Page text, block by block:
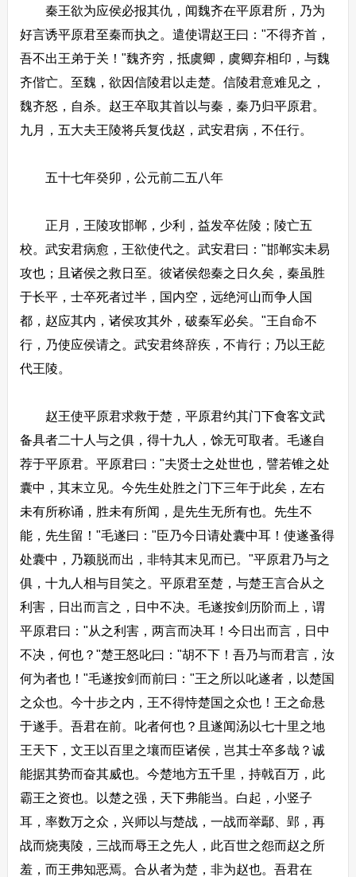
秦王欲为应侯必报其仇，闻魏齐在平原君所，乃为
好言诱平原君至秦而执之。遣使谓赵王曰："不得齐首，
吾不出王弟于关！"魏齐穷，抵虞卿，虞卿弃相印，与魏
齐偕亡。至魏，欲因信陵君以走楚。信陵君意难见之，
魏齐怒，自杀。赵王卒取其首以与秦，秦乃归平原君。
九月，五大夫王陵将兵复伐赵，武安君病，不任行。
五十七年癸卯，公元前二五八年
正月，王陵攻邯郸，少利，益发卒佐陵；陵亡五
校。武安君病愈，王欲使代之。武安君曰："邯郸实未易
攻也；且诸侯之救日至。彼诸侯怨秦之日久矣，秦虽胜
于长平，士卒死者过半，国内空，远绝河山而争人国
都，赵应其内，诸侯攻其外，破秦军必矣。"王自命不
行，乃使应侯请之。武安君终辞疾，不肯行；乃以王龁
代王陵。
赵王使平原君求救于楚，平原君约其门下食客文武
备具者二十人与之俱，得十九人，馀无可取者。毛遂自
荐于平原君。平原君曰："夫贤士之处世也，譬若锥之处
囊中，其末立见。今先生处胜之门下三年于此矣，左右
未有所称诵，胜未有所闻，是先生无所有也。先生不
能，先生留！"毛遂曰："臣乃今日请处囊中耳！使遂蚤得
处囊中，乃颖脱而出，非特其末见而已。"平原君乃与之
俱，十九人相与目笑之。平原君至楚，与楚王言合从之
利害，日出而言之，日中不决。毛遂按剑历阶而上，谓
平原君曰："从之利害，两言而决耳！今日出而言，日中
不决，何也？"楚王怒叱曰："胡不下！吾乃与而君言，汝
何为者也！"毛遂按剑而前曰："王之所以叱遂者，以楚国
之众也。今十步之内，王不得恃楚国之众也！王之命悬
于遂手。吾君在前。叱者何也？且遂闻汤以七十里之地
王天下，文王以百里之壤而臣诸侯，岂其士卒多哉？诚
能据其势而奋其威也。今楚地方五千里，持戟百万，此
霸王之资也。以楚之强，天下弗能当。白起，小竖子
耳，率数万之众，兴师以与楚战，一战而举鄢、郢，再
战而烧夷陵，三战而辱王之先人，此百世之怨而赵之所
羞，而王弗知恶焉。合从者为楚，非为赵也。吾君在